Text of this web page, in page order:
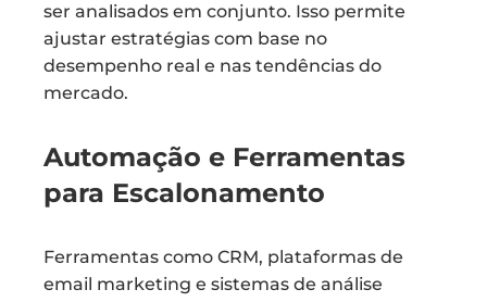
ser analisados em conjunto. Isso permite
ajustar estratégias com base no
desempenho real e nas tendências do
mercado.
Automação e Ferramentas
para Escalonamento
Ferramentas como CRM, plataformas de
email marketing e sistemas de análise